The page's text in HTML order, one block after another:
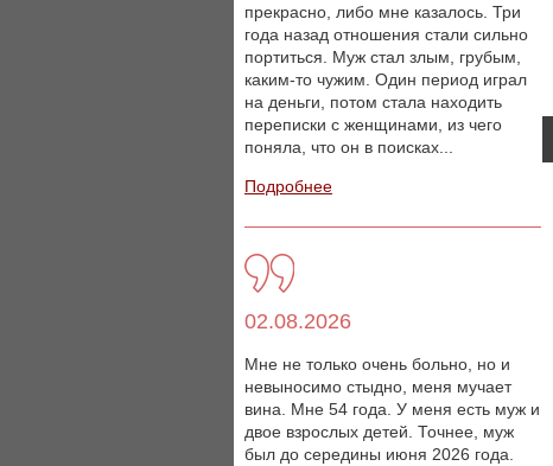
прекрасно, либо мне казалось. Три
года назад отношения стали сильно
портиться. Муж стал злым, грубым,
каким-то чужим. Один период играл
на деньги, потом стала находить
переписки с женщинами, из чего
поняла, что он в поисках...
Подробнее
02.08.2026
Мне не только очень больно, но и
невыносимо стыдно, меня мучает
вина. Мне 54 года. У меня есть муж и
двое взрослых детей. Точнее, муж
был до середины июня 2026 года.